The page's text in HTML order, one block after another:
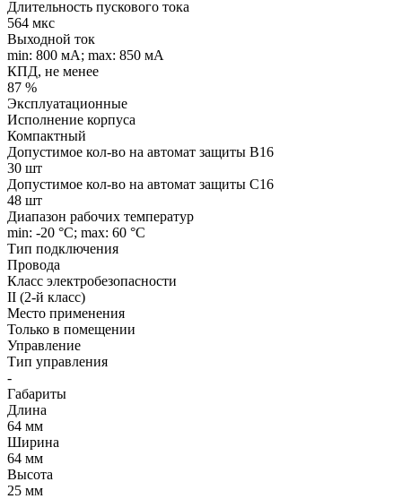
Длительность пускового тока
564 мкс
Выходной ток
min: 800 мA; max: 850 мA
КПД, не менее
87 %
Эксплуатационные
Исполнение корпуса
Компактный
Допустимое кол-во на автомат защиты B16
30 шт
Допустимое кол-во на автомат защиты C16
48 шт
Диапазон рабочих температур
min: -20 °C; max: 60 °C
Тип подключения
Провода
Класс электробезопасности
II (2-й класс)
Место применения
Только в помещении
Управление
Тип управления
-
Габариты
Длина
64 мм
Ширина
64 мм
Высота
25 мм